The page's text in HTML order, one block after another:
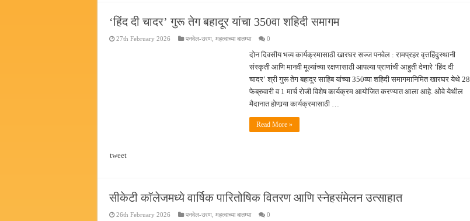
‘हिंद दी चादर’ गुरू तेग बहादूर यांचा 350वा शहिदी समागम
27th February 2026 पनवेल-उरण महत्वाच्या बातम्या 0
दोन दिवसीय भव्य कार्यक्रमासाठी खारघर सज्ज पनवेल : रामप्रहर वृत्तहिंदुस्थानी
संस्कृती आणि मानवी मूल्यांच्या रक्षणासाठी आपल्या प्राणांची आहुती देणारे ‘हिंद दी
चादर’ श्री गुरू तेग बहादूर साहिब यांच्या 350व्या शहिदी समागमानिमित खारघर येथे 28
फेब्रुवारी व 1 मार्च रोजी विशेष कार्यक्रम आयोजित करण्यात आला आहे. ओेवे येथील
मैदानात होणार्‍या कार्यक्रमासाठी …
Read More »
tweet
सीकेटी कॉलेजमध्ये वार्षिक पारितोषिक वितरण आणि स्नेहसंमेलन उत्साहात
26th February 2026 पनवेल-उरण महत्वाच्या बातम्या 0